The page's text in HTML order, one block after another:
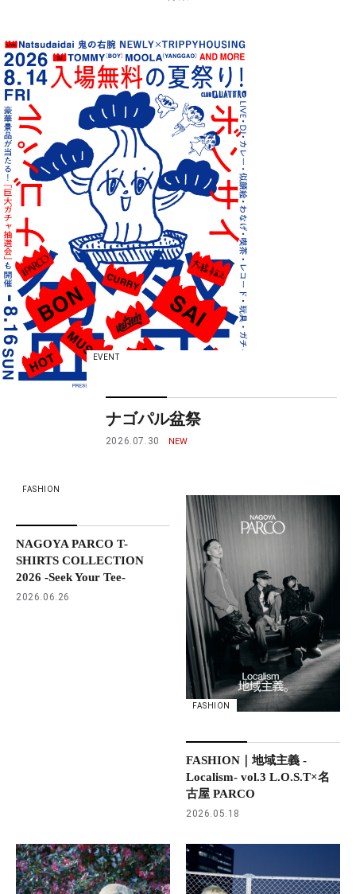
EVENT
ナゴパル盆祭
2026.07.30
FASHION
NAGOYA PARCO T-
SHIRTS COLLECTION
2026 -Seek Your Tee-
2026.06.26
FASHION
FASHION｜地域主義 -
Localism- vol.3 L.O.S.T×名
古屋 PARCO
2026.05.18